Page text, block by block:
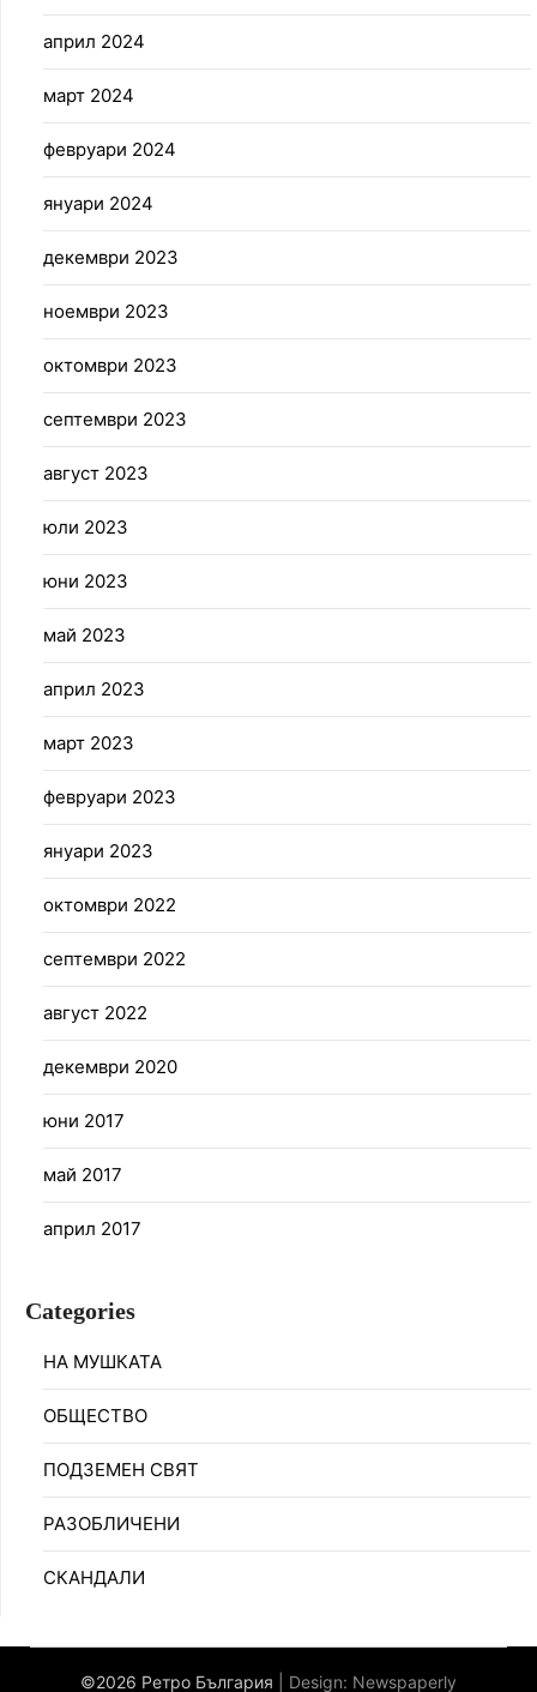
април 2024
март 2024
февруари 2024
януари 2024
декември 2023
ноември 2023
октомври 2023
септември 2023
август 2023
юли 2023
юни 2023
май 2023
април 2023
март 2023
февруари 2023
януари 2023
октомври 2022
септември 2022
август 2022
декември 2020
юни 2017
май 2017
април 2017
Categories
НА МУШКАТА
ОБЩЕСТВО
ПОДЗЕМЕН СВЯТ
РАЗОБЛИЧЕНИ
СКАНДАЛИ
©2026 Ретро България | Design: Newspaperly